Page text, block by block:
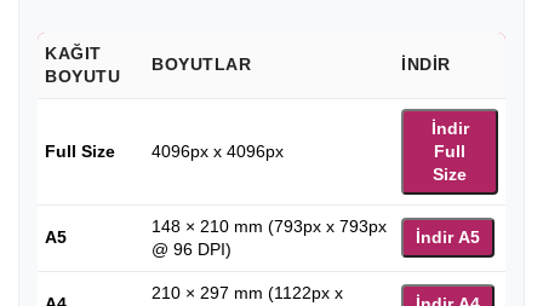
KAĞIT
BOYUTU
BOYUTLAR İNDIR
Full Size 4096px x 4096px
İndir
Full
Size
A5
148 × 210 mm (793px x 793px
@ 96 DPI)
İndir A5
210 × 297 mm (1122px x